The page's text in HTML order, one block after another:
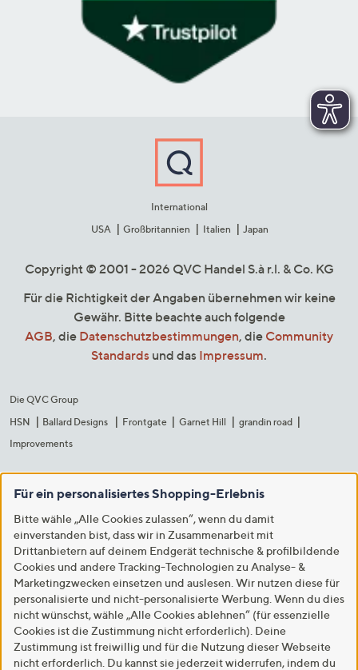
International
USA
Großbritannien Italien Japan
Copyright © 2001 - 2026 QVC Handel S.à r.l. & Co. KG
Für die Richtigkeit der Angaben übernehmen wir keine
Gewähr. Bitte beachte auch folgende
AGB, die Datenschutzbestimmungen, die Community
Standards und das Impressum.
Die QVC Group
HSN
Ballard Designs Frontgate Garnet Hill
grandin road
Improvements
Für ein personalisiertes Shopping-Erlebnis
Bitte wähle „Alle Cookies zulassen“, wenn du damit
einverstanden bist, dass wir in Zusammenarbeit mit
Drittanbietern auf deinem Endgerät technische & profilbildende
Cookies und andere Tracking-Technologien zu Analyse- &
Marketingzwecken einsetzen und auslesen. Wir nutzen diese für
personalisierte und nicht-personalisierte Werbung. Wenn du dies
nicht wünschst, wähle „Alle Cookies ablehnen“ (für essenzielle
Cookies ist die Zustimmung nicht erforderlich). Deine
Zustimmung ist freiwillig und für die Nutzung dieser Webseite
nicht erforderlich. Du kannst sie jederzeit widerrufen, indem du